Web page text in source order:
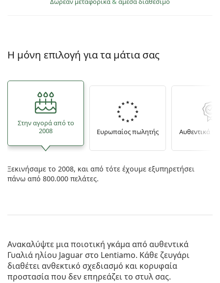
Η μόνη επιλογή για τα μάτια σας
Στην αγορά από το
2008
Ευρωπαίος πωλητής Αυθεντικά
Ξεκινήσαμε το 2008, και από τότε έχουμε εξυπηρετήσει
πάνω από 800.000 πελάτες.
Ανακαλύψτε μια ποιοτική γκάμα από αυθεντικά
Γυαλιά ηλίου Jaguar στο Lentiamo. Κάθε ζευγάρι
διαθέτει ανθεκτικό σχεδιασμό και κορυφαία
προστασία που δεν επηρεάζει το στυλ σας.